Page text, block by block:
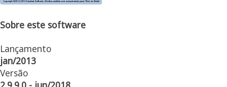
Sobre este software
Lançamento
jan/2013
Versão